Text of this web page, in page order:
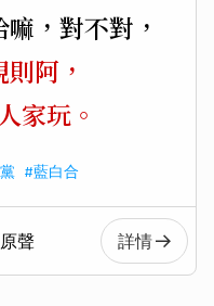
，對不對，
阿，
家玩。
#藍白合
原聲 詳情